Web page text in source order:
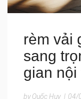
rèm vải
sang
gian nội
by Quốc Huy | 04/